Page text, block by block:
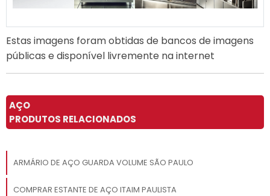
Estas imagens foram obtidas de bancos de imagens
públicas e disponível livremente na internet
AÇO
PRODUTOS RELACIONADOS
ARMÁRIO DE AÇO GUARDA VOLUME SÃO PAULO
COMPRAR ESTANTE DE AÇO ITAIM PAULISTA